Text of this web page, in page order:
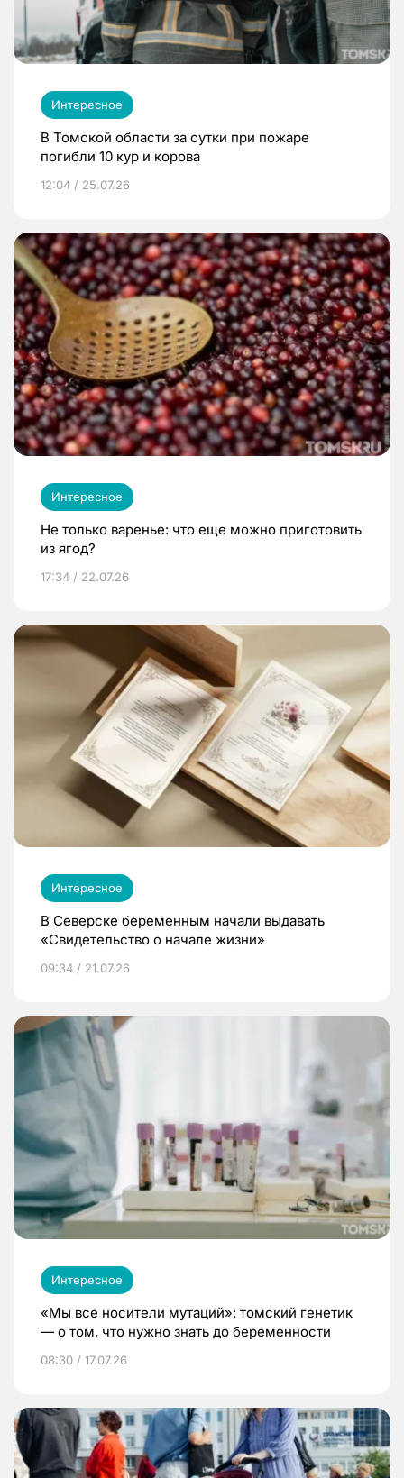
Интересное
В Томской области за сутки при пожаре
погибли 10 кур и корова
12:04 / 25.07.26
Интересное
Не только варенье: что еще можно приготовить
из ягод?
17:34 / 22.07.26
Интересное
В Северске беременным начали выдавать
«Свидетельство о начале жизни»
09:34 / 21.07.26
Интересное
«Мы все носители мутаций»: томский генетик
— о том, что нужно знать до беременности
08:30 / 17.07.26